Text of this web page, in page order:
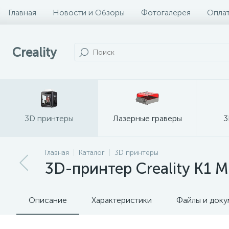
Главная Новости и Обзоры Фотогалерея
Creality
3D принтеры Лазерные граверы
Главная Каталог 3D принтеры
3D-принтер Creality K1
Описание Характеристики Файлы и